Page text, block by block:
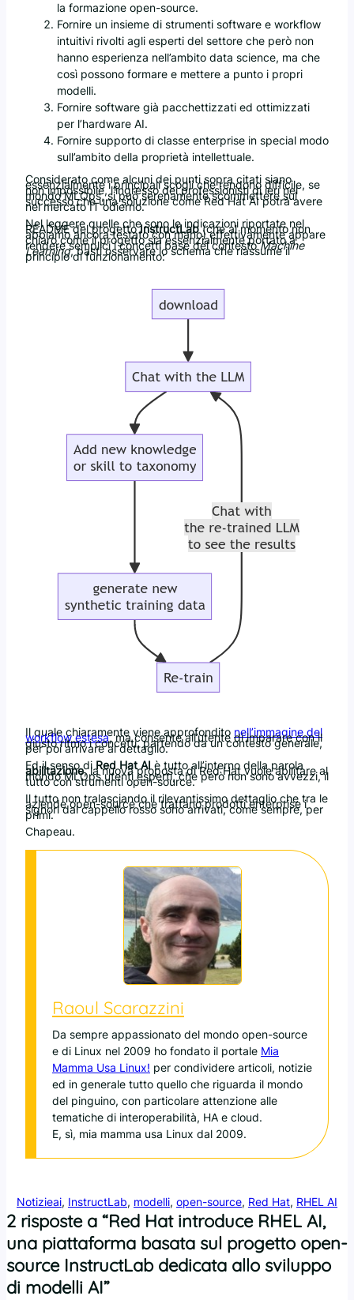
la formazione open-source.
Fornire un insieme di strumenti software e workflow
intuitivi rivolti agli esperti del settore che però non
hanno esperienza nell’ambito data science, ma che
così possono formare e mettere a punto i propri
modelli.
Fornire software già pacchettizzati ed ottimizzati
per l’hardware AI.
Fornire supporto di classe enterprise in special modo
sull’ambito della proprietà intellettuale.
Considerato come alcuni dei punti sopra citati siano
essenzialmente i principali scogli che rendono difficile, se
non impossibile, l’ingresso dei professionisti di ieri nel
mondo MLOps, si può serenamente scommettere sul
successo che una soluzione come Red Hat AI potrà avere
nel mercato IT odierno.
Nel leggere quelle che sono le indicazioni riportate nel
README del progettoInstructLab(che al momento non
abbiamo ancora testato con mano) effettivamente appare
chiaro come il progetto sia essenzialmente portato a
rendere semplici i concetti base del contestoMachine
Learning, basti osservare lo schema che riassume il
principio di funzionamento:
Il quale chiaramente viene approfondito nell’immagine del
workflow estesa, ma consente all’utente di imparare con il
giusto ritmo i concetti, partendo da un contesto generale,
per poi arrivare al dettaglio.
Ed il senso di Red Hat AI è tutto all’interno della parola
abilitazione, la nuova proposta di Red Hat vuole abilitare al
mondo MLOps utenti esperti, che però non sono avvezzi, il
tutto con strumenti open-source.
Il tutto non tralasciando il rilevantissimo dettaglio che tra le
aziende open-source che trattano prodotti enterprise i
signori dal cappello rosso sono arrivati, come sempre, per
primi.
Chapeau.
Raoul Scarazzini
Da sempre appassionato del mondo open-source
e di Linux nel 2009 ho fondato il portale Mia
Mamma Usa Linux! per condividere articoli, notizie
ed in generale tutto quello che riguarda il mondo
del pinguino, con particolare attenzione alle
tematiche di interoperabilità, HA e cloud.
E, sì, mia mamma usa Linux dal 2009.
Notizieai, InstructLab, modelli, open-source, Red Hat, RHEL AI
2 risposte a “Red Hat introduce RHEL AI,
una piattaforma basata sul progetto open-
source InstructLab dedicata allo sviluppo
di modelli AI”